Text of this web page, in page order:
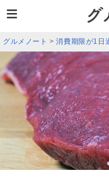
グルメノート >消費期限が1日
≡